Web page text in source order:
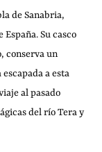
de Sanabria,
Su casco
conserva un
a esta
al pasado
del río Tera y